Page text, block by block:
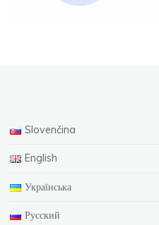
Slovenčina
English
Українська
Русский